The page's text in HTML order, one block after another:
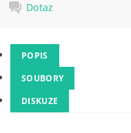
Dotaz
POPIS
SOUBORY
DISKUZE